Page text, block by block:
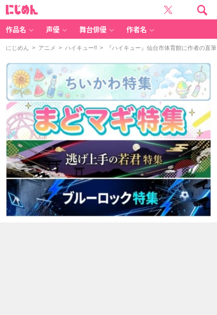
作品名 声優 舞台俳優 作者名
にじめん > アニメ > ハイキュー!! > 『ハイキュー』仙台市体育館に作者の直